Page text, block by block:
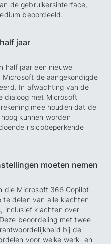
de gebruikersinterface,
beoordeeld.
jaar
half jaar een nieuwe
de aangekondigde
In afwachting van de
dialoog met Microsoft
mee houden dat de
kunnen worden
risicobeperkende
moeten nemen
die Microsoft 365 Copilot
te delen van alle klachten
inclusief klachten over
beoordeling met twee
bij de
voor welke werk- en